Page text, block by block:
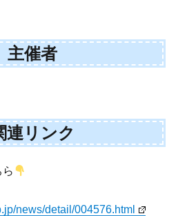
主催者
連リンク
news/detail/004576.html